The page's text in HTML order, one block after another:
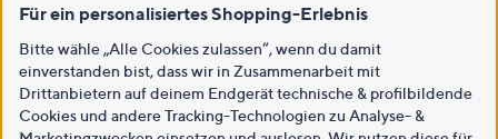
Für ein personalisiertes Shopping-Erlebnis
Bitte wähle „Alle Cookies zulassen“, wenn du damit
einverstanden bist, dass wir in Zusammenarbeit mit
Drittanbietern auf deinem Endgerät technische & profilbildende
Cookies und andere Tracking-Technologien zu Analyse- &